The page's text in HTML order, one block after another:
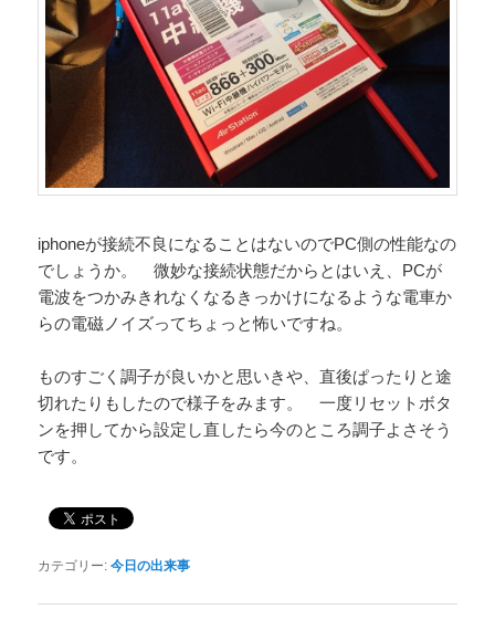
iphoneが接続不良になることはないのでPC側の性能なの
でしょうか。 微妙な接続状態だからとはいえ、PCが
電波をつかみきれなくなるきっかけになるような電車か
らの電磁ノイズってちょっと怖いですね。
ものすごく調子が良いかと思いきや、直後ぱったりと途
切れたりもしたので様子をみます。 一度リセットボタ
ンを押してから設定し直したら今のところ調子よさそう
です。
カテゴリー: 今日の出来事